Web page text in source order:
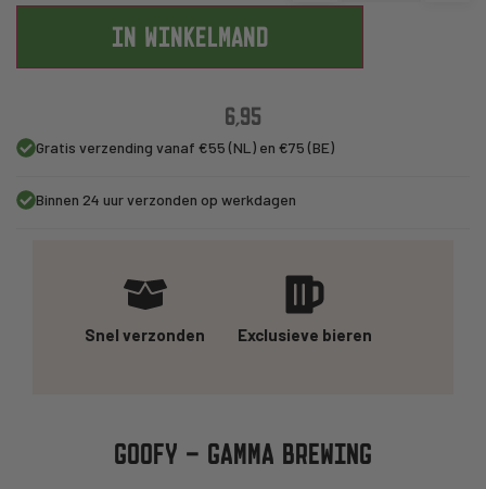
IN WINKELMAND
6,95
Gratis verzending vanaf €55 (NL) en €75 (BE)
Binnen 24 uur verzonden op werkdagen
Snel verzonden Exclusieve bieren
GOOFY – GAMMA BREWING